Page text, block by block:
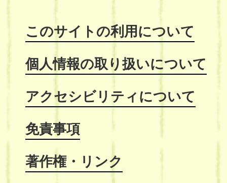
このサイトの利用について
個人情報の取り扱いについて
アクセシビリティについて
免責事項
著作権・リンク